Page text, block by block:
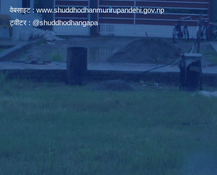
वेबसाइट : www.shuddhodhanmunrupandehi.gov.np
ट्वीटर : @shuddhodhangapa